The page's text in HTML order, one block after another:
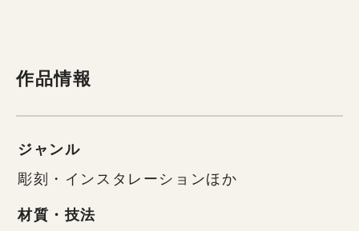
作品情報
ジャンル
彫刻・インスタレーションほか
材質・技法